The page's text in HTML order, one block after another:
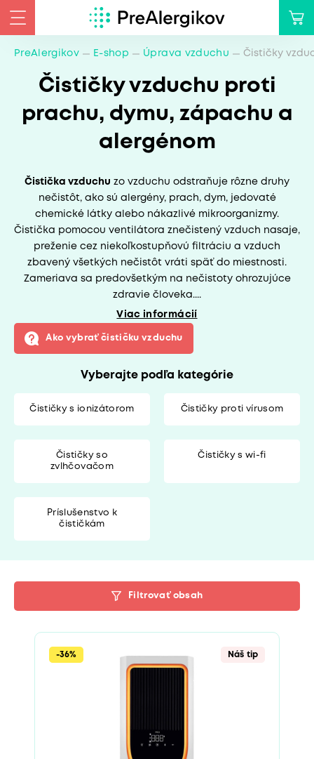
PreAlergikov E-shop Úprava vzduchu Čističky
Čističky vzduchu proti
prachu, dymu, zápachu a
alergénom
Čistička vzduchu zo vzduchu odstraňuje rôzne druhy
nečistôt, ako sú alergény, prach, dym, jedovaté
chemické látky alebo nákazlivé mikroorganizmy.
Čistička pomocou ventilátora znečistený vzduch nasaje,
preženie cez niekoľkostupňovú filtráciu a vzduch
zbavený všetkých nečistôt vráti späť do miestnosti.
Zameriava sa predovšetkým na nečistoty ohrozujúce
zdravie človeka....
Viac informácií
Ako vybrať čističku vzduchu
Vyberajte podľa kategórie
Čističky s ionizátorom Čističky proti vírusom
Čističky so
zvlhčovačom
Čističky s wi-fi
Príslušenstvo k
čističkám
Filtrovať obsah
-36% Náš tip